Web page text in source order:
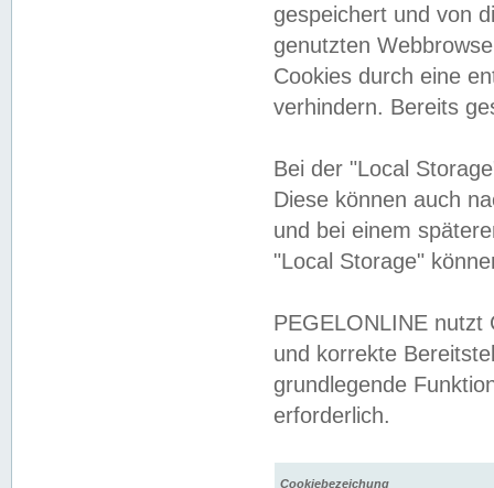
gespeichert und von
genutzten
Cookies durch eine
verhindern. Bereits
Bei der "Local
Diese können auch
und bei einem
"Local Storage"
PEGELONLINE nutzt
und korrekte
grundlegende
erforderlich.
Cookiebezeichung